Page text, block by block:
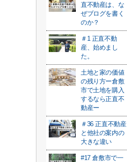
直不動産は、な
ぜブログを書く
のか？
＃1 正直不動
産、始めまし
た。
土地と家の価値
の残り方ー倉敷
市で土地を購入
するなら正直不
動産ー
＃36 正直不動産
と他社の案内の
大きな違い
#17 倉敷市で一